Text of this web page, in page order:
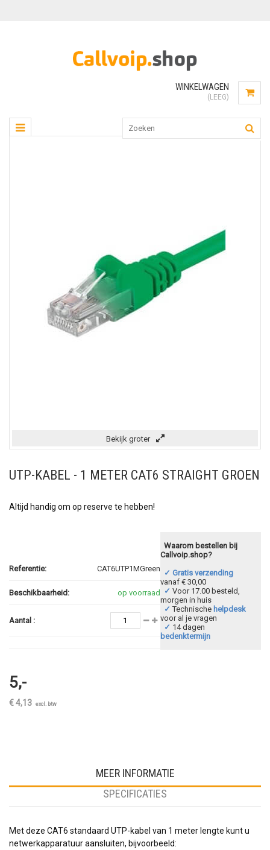
WINKELWAGEN
(LEEG)
Bekijk groter
UTP-KABEL - 1 METER CAT6 STRAIGHT GROEN
Altijd handig om op reserve te hebben!
Waarom bestellen bij
Callvoip.shop?
✓ Gratis verzending
vanaf € 30,00
✓ Voor 17.00 besteld,
morgen in huis
✓ Technische helpdesk
voor al je vragen
✓ 14 dagen
bedenktermijn
Referentie: CAT6UTP1MGreen
Beschikbaarheid: op voorraad
Aantal :
5,-
€ 4,13 excl. btw
MEER INFORMATIE
SPECIFICATIES
Met deze CAT6 standaard UTP-kabel van 1 meter lengte kunt u
netwerkapparatuur aansluiten, bijvoorbeeld: